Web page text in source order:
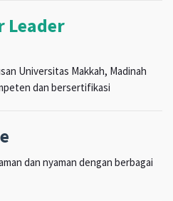
Leader
Universitas Makkah, Madinah
dan bersertifikasi
dan nyaman dengan berbagai